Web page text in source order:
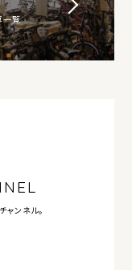
一覧
ンネル。